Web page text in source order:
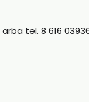
arba tel. 8 616